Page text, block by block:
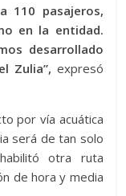
110 pasajeros,
en la entidad.
desarrollado
Zulia”, expresó
por vía acuática
será de tan solo
otra ruta
de hora y media